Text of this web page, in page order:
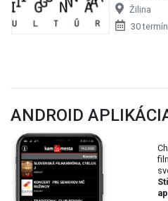
Žilina
30
ANDROID